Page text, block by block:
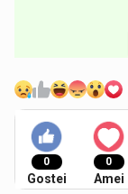
0
Gostei
0
Amei